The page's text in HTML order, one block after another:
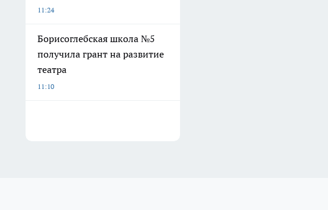
11:24
Борисоглебская школа №5
получила грант на развитие
театра
11:10